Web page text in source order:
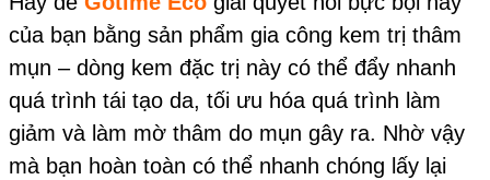
của bạn bằng sản phẩm gia công kem trị thâm
mụn – dòng kem đặc trị này có thể đẩy nhanh
quá trình tái tạo da, tối ưu hóa quá trình làm
giảm và làm mờ thâm do mụn gây ra. Nhờ vậy
mà bạn hoàn toàn có thể nhanh chóng lấy lại